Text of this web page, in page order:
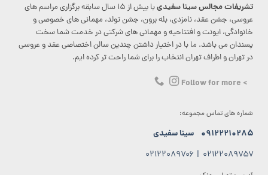
تشریفات مجالس سینا سفیدی
با بیش از ۱۵ سال سابقه برگزاری مراسم های
عروسی، جشن عقد، نامزدی، بله برون، جشن تولد، مهمانی های خصوصی و
خانوادگی، ایونت و افتتاحیه و مهمانی های شرکتی در خدمت شما سخت
پسندان می باشد. ما با در اختیار داشتن چندین سالن اختصاصی عقد و عروسی
در تهران و اطراف تهران انتخاب را برای شما راحت تر کرده ایم.
> Follow for more
شماره های تماس مجموعه:
۰۹۱۲۲۲۱۰۲۸۵ سینا سفیدی
۰۲۱۲۲۰۸۹۷۵۷ | ۰۲۱۲۲۰۸۹۷۰۶